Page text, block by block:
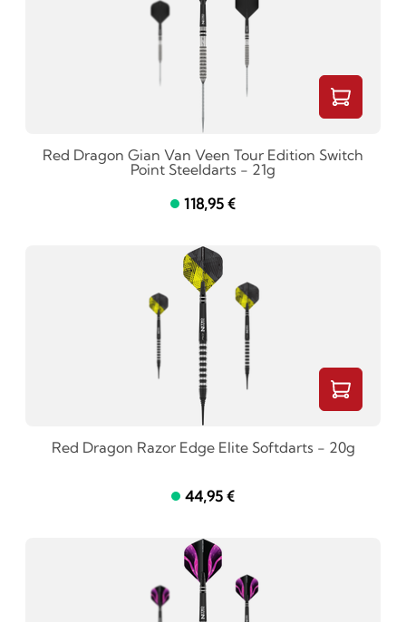
Red Dragon Gian Van Veen Tour Edition Switch
Point Steeldarts - 21g
118,95 €
Red Dragon Razor Edge Elite Softdarts - 20g
44,95 €